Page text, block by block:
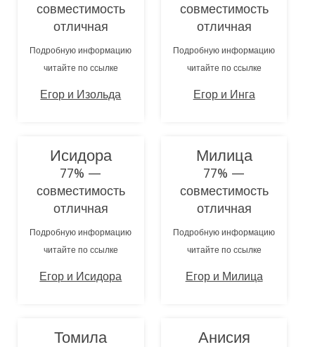
совместимость
отличная
Подробную информацию
читайте по ссылке
Егор и Изольда
совместимость
отличная
Подробную информацию
читайте по ссылке
Егор и Инга
Исидора
77% —
совместимость
отличная
Подробную информацию
читайте по ссылке
Егор и Исидора
Милица
77% —
совместимость
отличная
Подробную информацию
читайте по ссылке
Егор и Милица
Томила Анисия